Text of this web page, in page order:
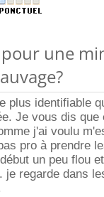
pour une
plus identifiable
Je vous dis que
j'ai voulu
pro à prendre
un peu flou
je regarde dans